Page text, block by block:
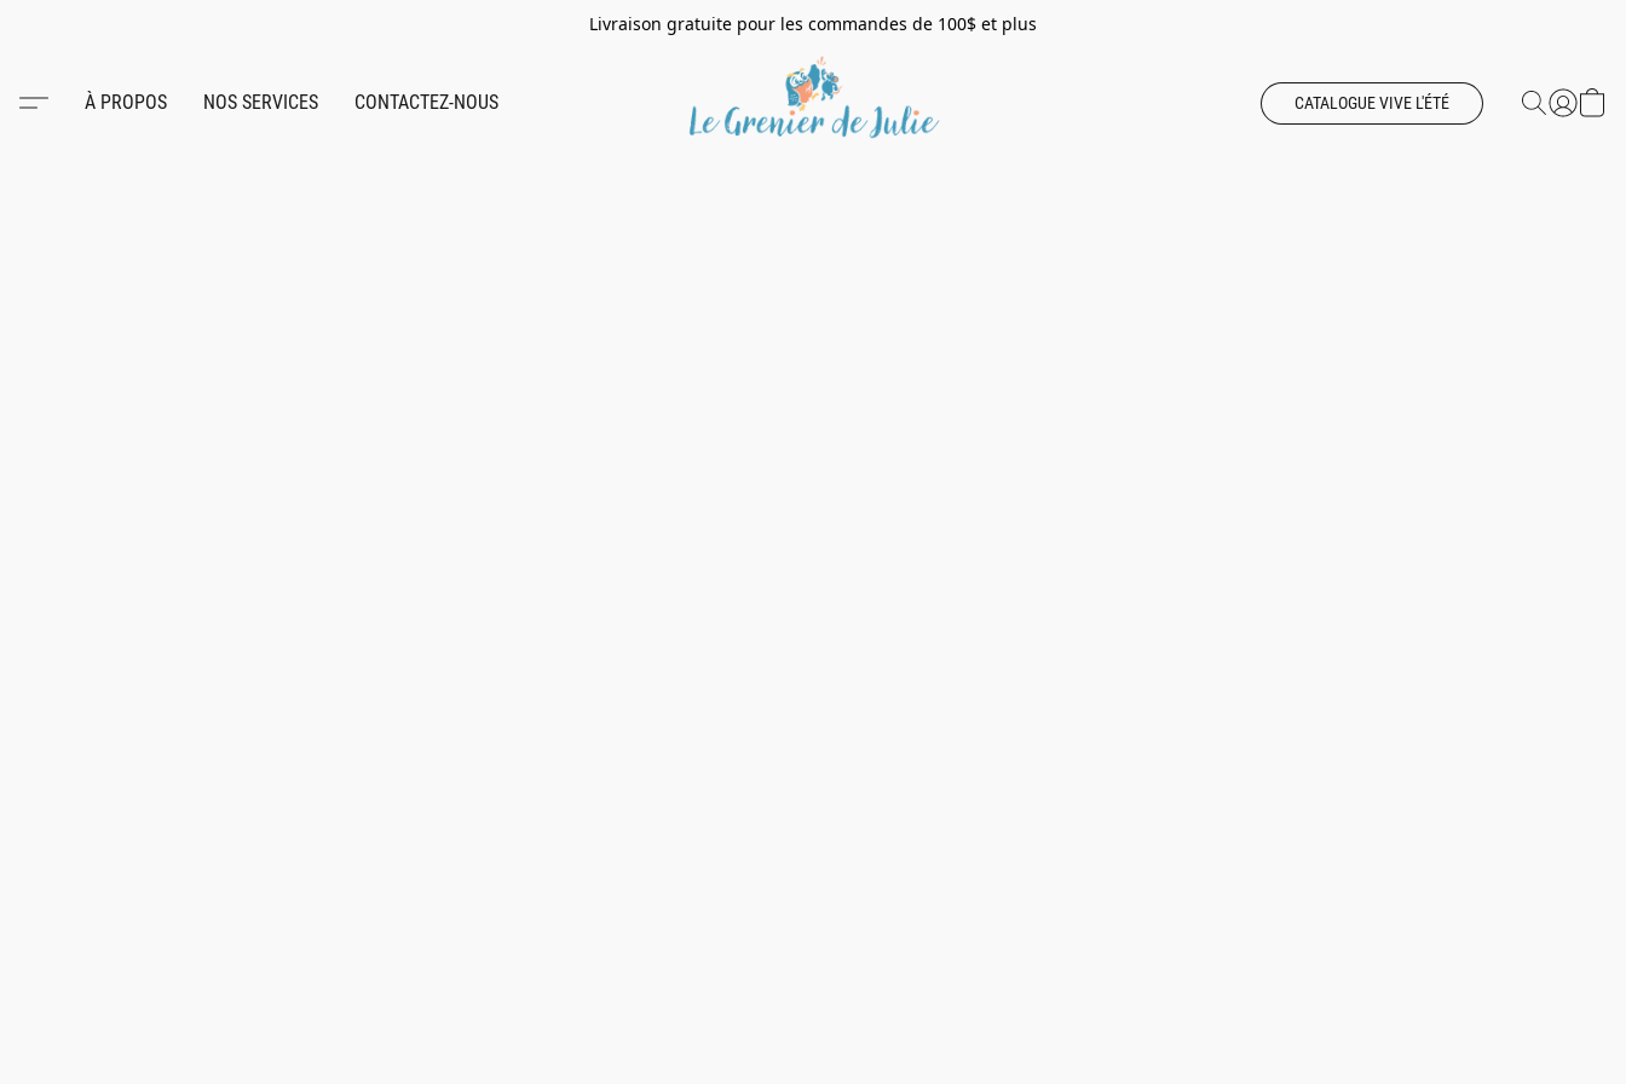
Livraison gratuite pour les commandes de 100$ et plus
À PROPOS NOS SERVICES CONTACTEZ-NOUS CATALOGUE VIVE L'ÉTÉ